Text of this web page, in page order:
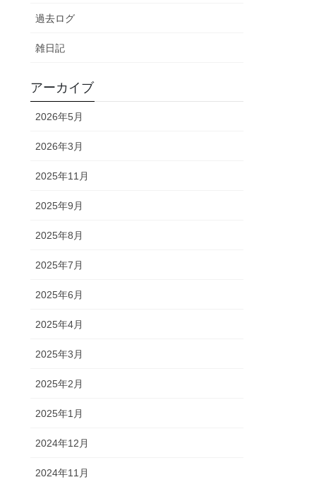
過去ログ
雑日記
アーカイブ
2026年5月
2026年3月
2025年11月
2025年9月
2025年8月
2025年7月
2025年6月
2025年4月
2025年3月
2025年2月
2025年1月
2024年12月
2024年11月